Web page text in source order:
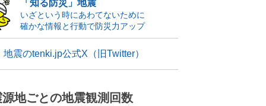
「知る防災」地震
いざという時にあわてないために
確かな情報と行動で防災力アップ
地震のtenki.jp公式X（旧Twitter）
源地ごとの地震観測回数